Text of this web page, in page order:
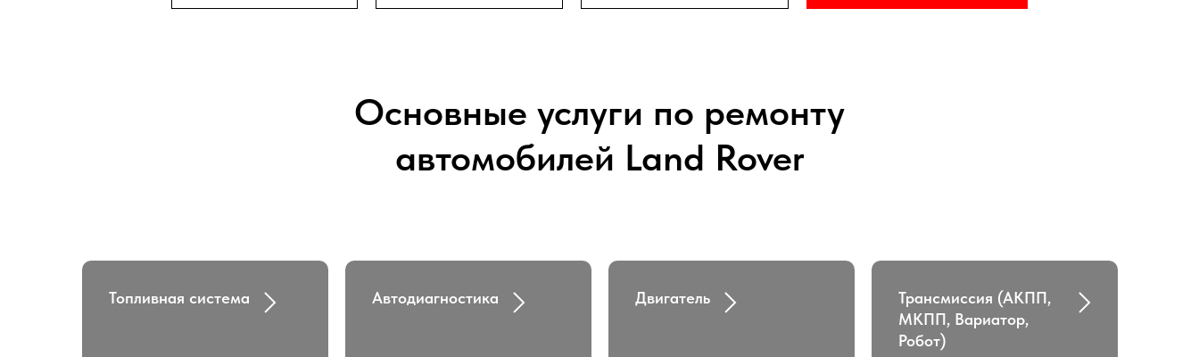
Основные услуги по ремонту
автомобилей Land Rover
Топливная система Автодиагностика Двигатель
Трансмиссия (АКПП,
МКПП, Вариатор,
Робот)